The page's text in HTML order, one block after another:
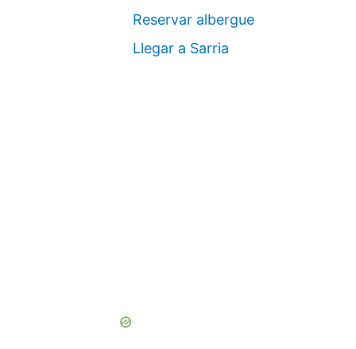
Reservar albergue
Llegar a Sarria